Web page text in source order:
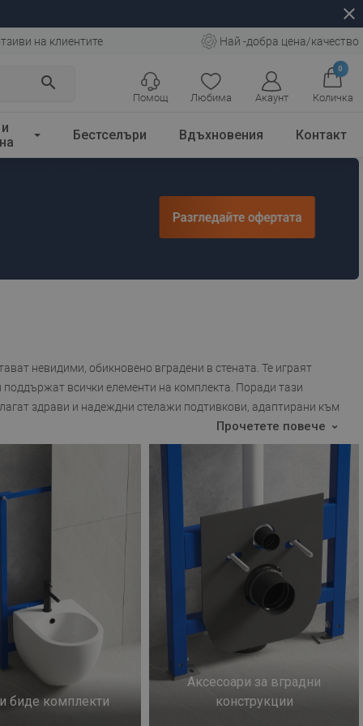
close
на клиентите Най -добра цена/качество
search
Любима Акаунт
0
Количка
Помощ
Бестселъри Вдъхновения Контакт
невидими, обикновено вградени в стената. Те играят
всички елементи на комплекта. Поради тази
здрави и надеждни стелажи подтивкови, адаптирани към
Прочетете повече
биде комплекти
Аксесоари за вградни
конструкции